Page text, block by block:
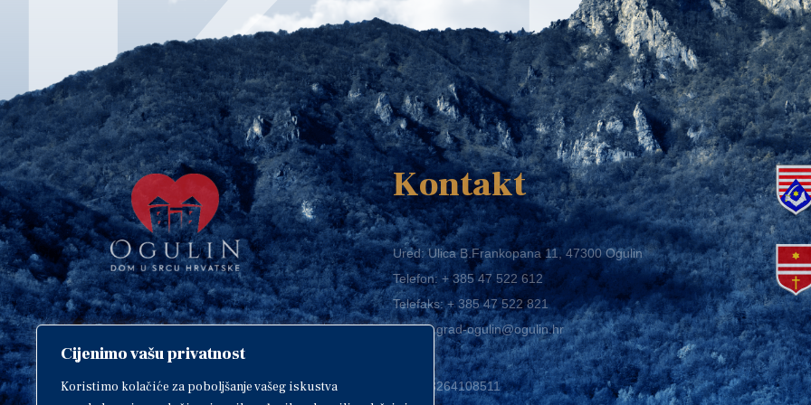
Cijenimo vašu privatnost
Koristimo kolačiće za poboljšanje vašeg iskustva
Copyright © 2018. Grad Ogulin,
sva prava pridržana.
Kontakt
Ured: Ulica B.Frankopana 11, 47300 Ogulin
Telefon:+ 385 47 522 612
Telefaks:+ 385 47 522 821
E-mail:grad-ogulin@ogulin.hr
OIB: 58264108511
IBAN: HR1424020061829700009